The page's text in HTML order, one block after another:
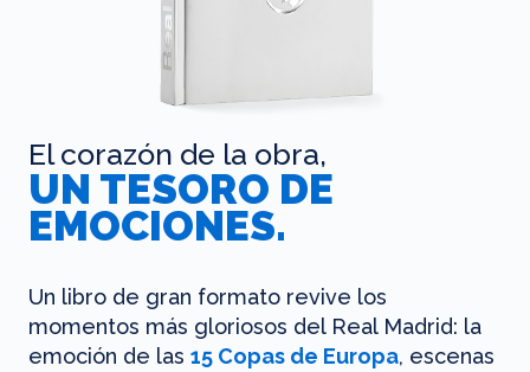
El corazón de la obra,
UN TESORO DE
EMOCIONES.
Un libro de gran formato revive los
momentos más gloriosos del Real Madrid: la
emoción de las 15 Copas de Europa, escenas